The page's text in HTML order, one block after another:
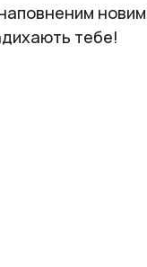
тебе!